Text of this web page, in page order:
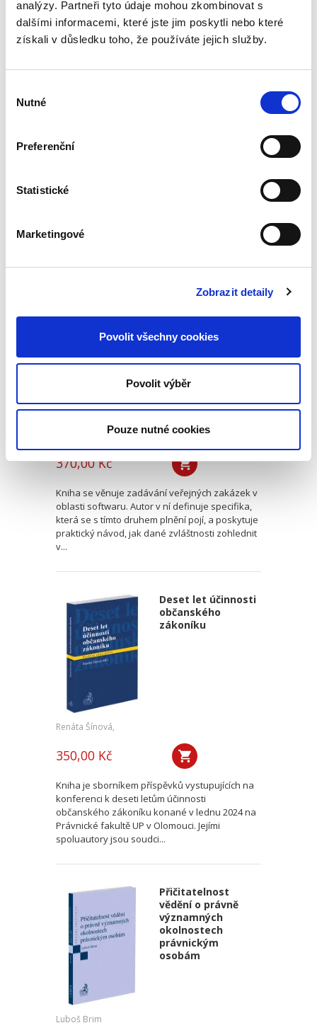
analýzy. Partneři tyto údaje mohou zkombinovat s
dalšími informacemi, které jste jim poskytli nebo které
získali v důsledku toho, že používáte jejich služby.
souhlasu
Nutné
Preferenční
Statistické
Marketingové
Zobrazit detaily
Povolit všechny cookies
Povolit výběr
Pouze nutné cookies
dědic a jeho
vydědění
Iveta Vankátová
opominutí, což jsou témata, která se po přijetí
nového občanského zákoníku v roce 2014 stala
oblasti softwaru.
Vendor lock-in a
další specifika
370,00 Kč
Kniha se věnuje zadávání veřejných zakázek v
oblasti softwaru. Autor v ní definuje specifika,
která se s tímto druhem plnění pojí, a poskytuje
praktický návod, jak dané zvláštnosti zohlednit
v...
Deset let účinnosti
občanského
zákoníku
Renáta Šínová,
350,00 Kč
Kniha je sborníkem příspěvků vystupujících na
konferenci k deseti letům účinnosti
občanského zákoníku konané v lednu 2024 na
Právnické fakultě UP v Olomouci. Jejími
spoluautory jsou soudci...
Přičitatelnost
vědění o právně
významných
okolnostech
právnickým
osobám
Luboš Brim